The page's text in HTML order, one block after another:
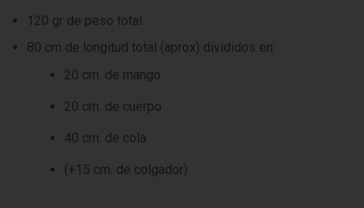
120 gr de peso total
80 cm de longitud total (aprox) divididos en:
20 cm. de mango
20 cm. de cuerpo
40 cm. de cola
(+15 cm. de colgador)